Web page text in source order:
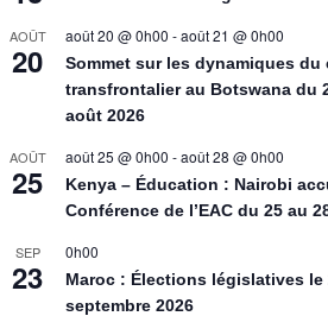
AOÛT
20
août 20 @ 0h00 -août 21 @ 0h00
Sommet sur les dynamiques du
transfrontalier au Botswana du
août 2026
AOÛT
25
août 25 @ 0h00 -août 28 @ 0h00
Kenya – Éducation : Nairobi
Conférence de l’EAC du 25 au
SEP
23
0h00
Maroc : Élections législatives le
septembre 2026